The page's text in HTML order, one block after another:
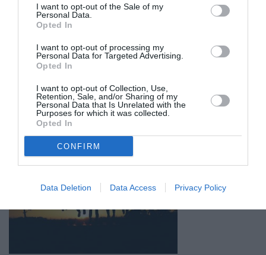
I want to opt-out of the Sale of my
Personal Data.
Opted In
I want to opt-out of processing my
Personal Data for Targeted Advertising.
Opted In
I want to opt-out of Collection, Use,
Retention, Sale, and/or Sharing of my
Personal Data that Is Unrelated with the
Purposes for which it was collected.
Opted In
CONFIRM
Data Deletion Data Access Privacy Policy
04/08/2026 18:36
«Τη συνείδηση κάθε πολύχρωμης πεταλούδας τη
βαραίνει ο θάνατος μιας κάμπιας»